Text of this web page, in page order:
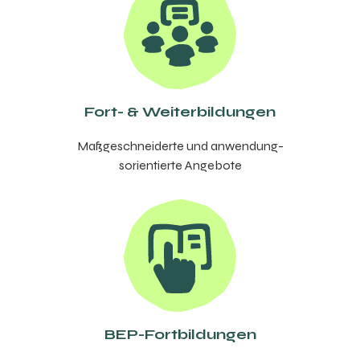
Fort- & Weit­er­bil­dungen
Maßgeschnei­derte und anwen­dung­
sori­en­tierte Ange­bote
BEP-Fort­bil­dungen